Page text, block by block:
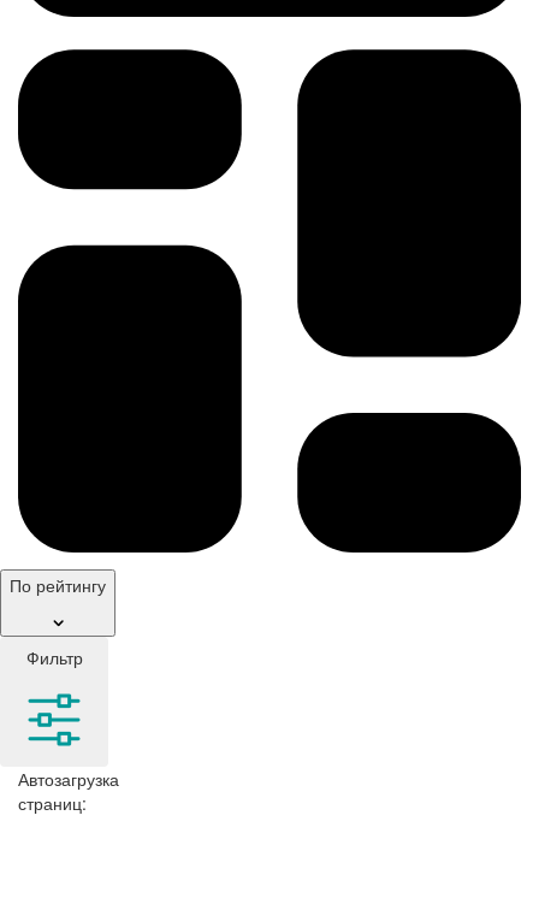
По рейтингу
Фильтр
Автозагрузка
страниц: